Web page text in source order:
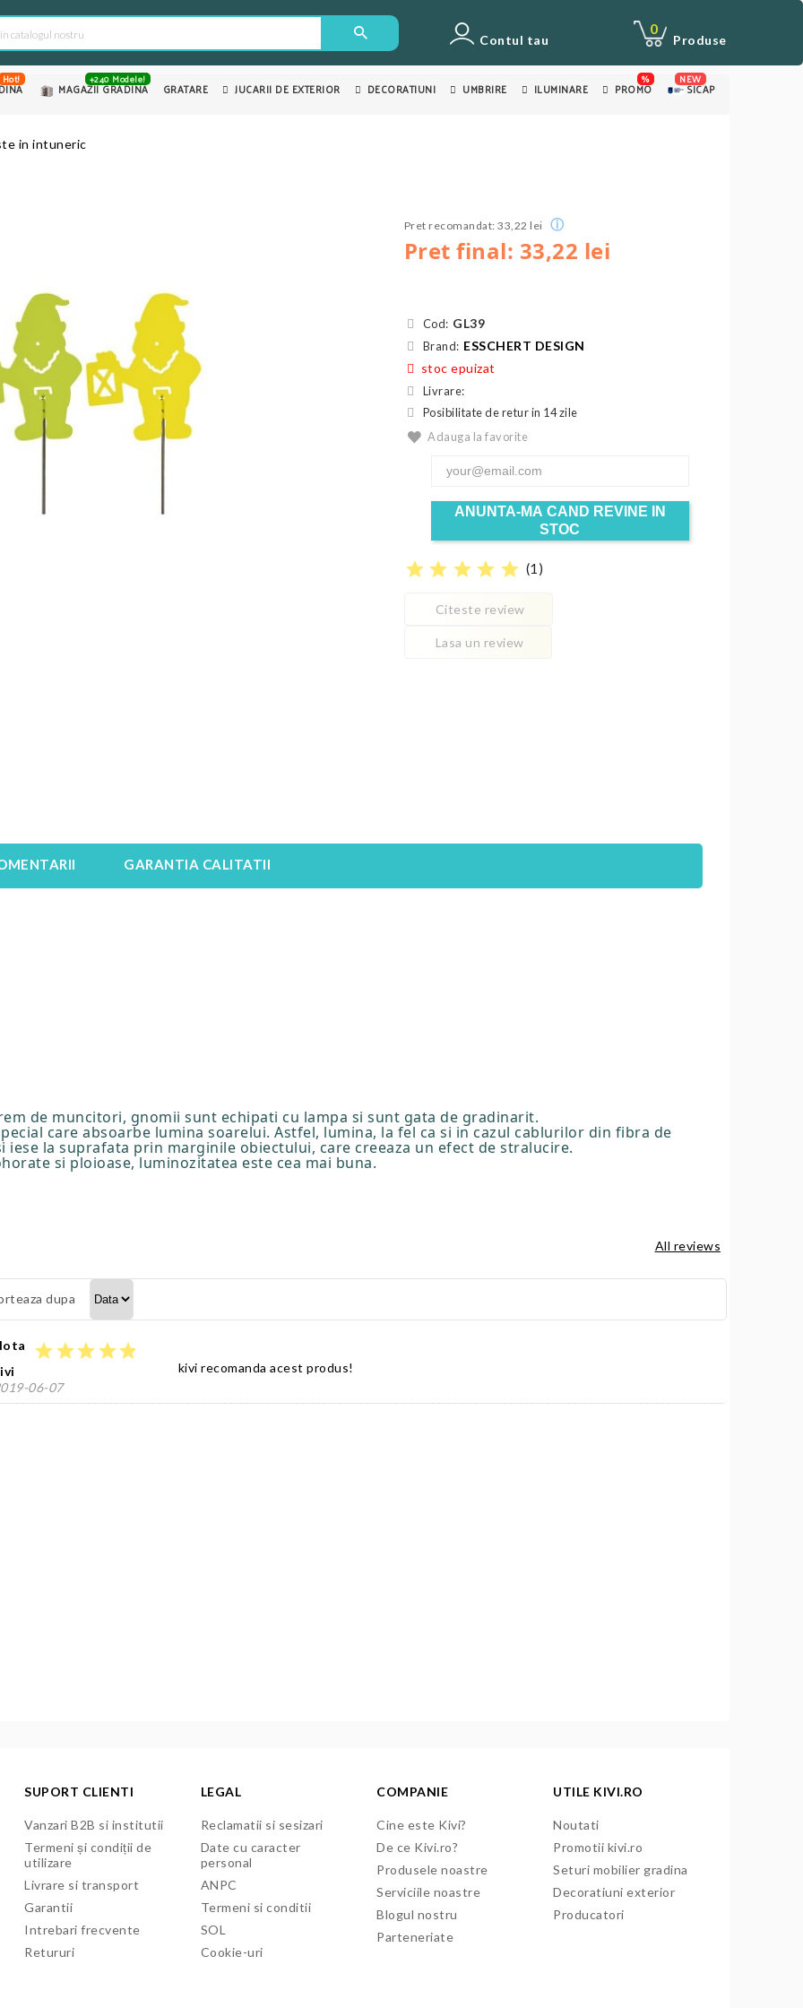
Contul tau Produse
0
Hot!
MAGAZII GRADINA
+240 Modele!
GRATARE JUCARII DE EXTERIOR DECORATIUNI UMBRIRE ILUMINARE PROMO
%
SICAP
NEW
in intuneric
Pret final: 33,22 lei
Pret recomandat: 33,22 lei ⓘ
Cod: GL39
Brand: ESSCHERT DESIGN
stoc epuizat
Livrare:
Posibilitate de retur in 14 zile
Adauga la favorite
ANUNTA-MA CAND REVINE IN
STOC
star star star star star (1 )
Citeste review
Lasa un review
GARANTIA CALITATII
de muncitori, gnomii sunt echipati cu lampa si sunt gata de gradinarit.
care absoarbe lumina soarelui. Astfel, lumina, la fel ca si in cazul cablurilor din fibra de
la suprafata prin marginile obiectului, care creeaza un efect de stralucire.
si ploioase, luminozitatea este cea mai buna.
All reviews
dupa
starstarstarstarstar
06-07
kivi recomanda acest produs!
SUPORT CLIENTI
Vanzari B2B si institutii
Termeni și condiții de
utilizare
Livrare si transport
Garantii
Intrebari frecvente
Retururi
LEGAL
Reclamatii si sesizari
Date cu caracter
personal
ANPC
Termeni si conditii
SOL
Cookie-uri
COMPANIE
Cine este Kivi?
De ce Kivi.ro?
Produsele noastre
Serviciile noastre
Blogul nostru
Parteneriate
UTILE KIVI.RO
Noutati
Promotii kivi.ro
Seturi mobilier gradina
Decoratiuni exterior
Producatori